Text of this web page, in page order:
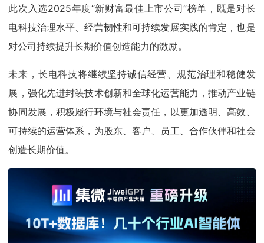
此次入选2025年度“新财富最佳上市公司”榜单，既是对长
电科技治理水平、经营韧性和可持续发展实践的肯定，也是
对公司持续提升长期价值创造能力的激励。
未来，长电科技将继续坚持诚信经营、规范治理和稳健发
展，强化先进封装技术创新和全球化运营能力，推动产业链
协同发展，积极履行环境与社会责任，以更加透明、高效、
可持续的运营体系，为股东、客户、员工、合作伙伴和社会
创造长期价值。